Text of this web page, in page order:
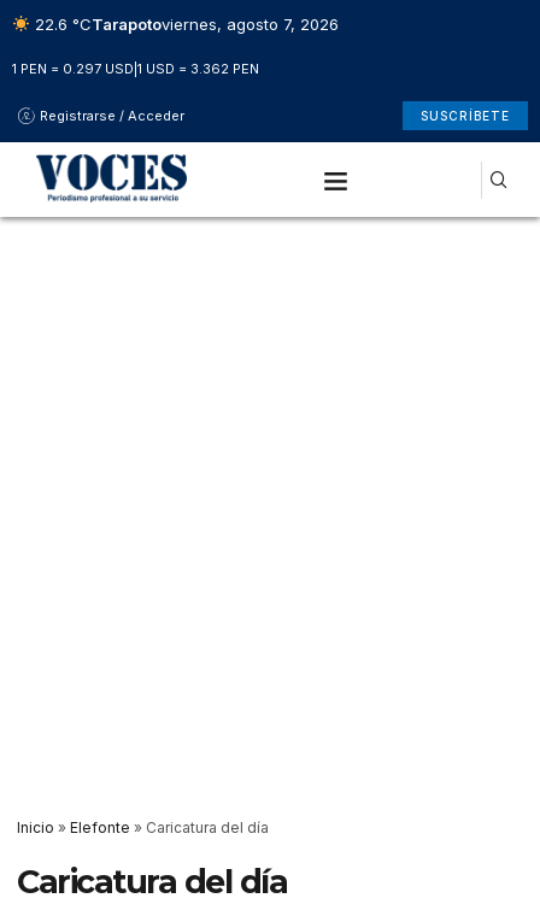
22.6 °CTarapotoviernes, agosto 7, 2026
1 PEN = 0.297 USD 1 USD = 3.362 PEN
Registrarse / Acceder SUSCRÍBETE
Inicio » Elefonte » Caricatura del día
Caricatura del día